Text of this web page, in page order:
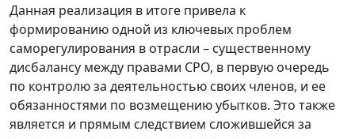
Данная реализация в итоге привела к
формированию одной из ключевых проблем
саморегулирования в отрасли – существенному
дисбалансу между правами СРО, в первую очередь
по контролю за деятельностью своих членов, и ее
обязанностями по возмещению убытков. Это также
является и прямым следствием сложившейся за